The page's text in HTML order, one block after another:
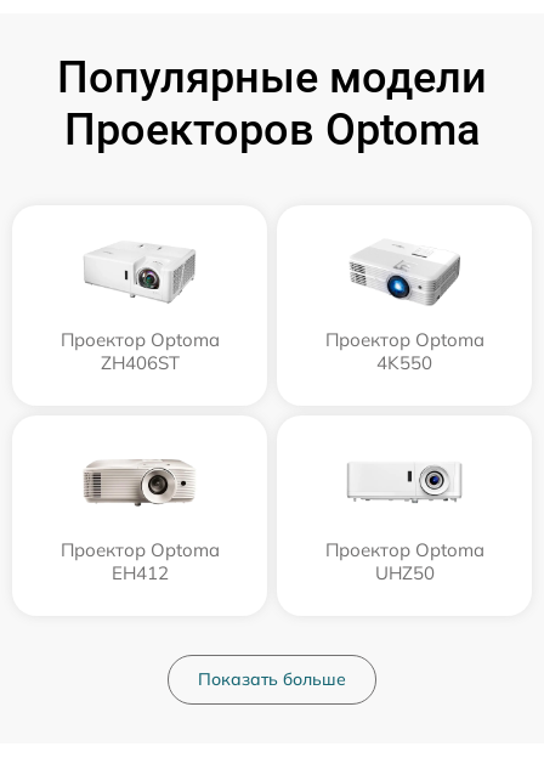
Популярные модели
Проекторов Optoma
Проектор Optoma
ZH406ST
Проектор Optoma
4K550
Проектор Optoma
EH412
Проектор Optoma
UHZ50
Показать больше